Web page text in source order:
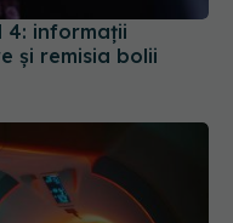
și remisia bolii